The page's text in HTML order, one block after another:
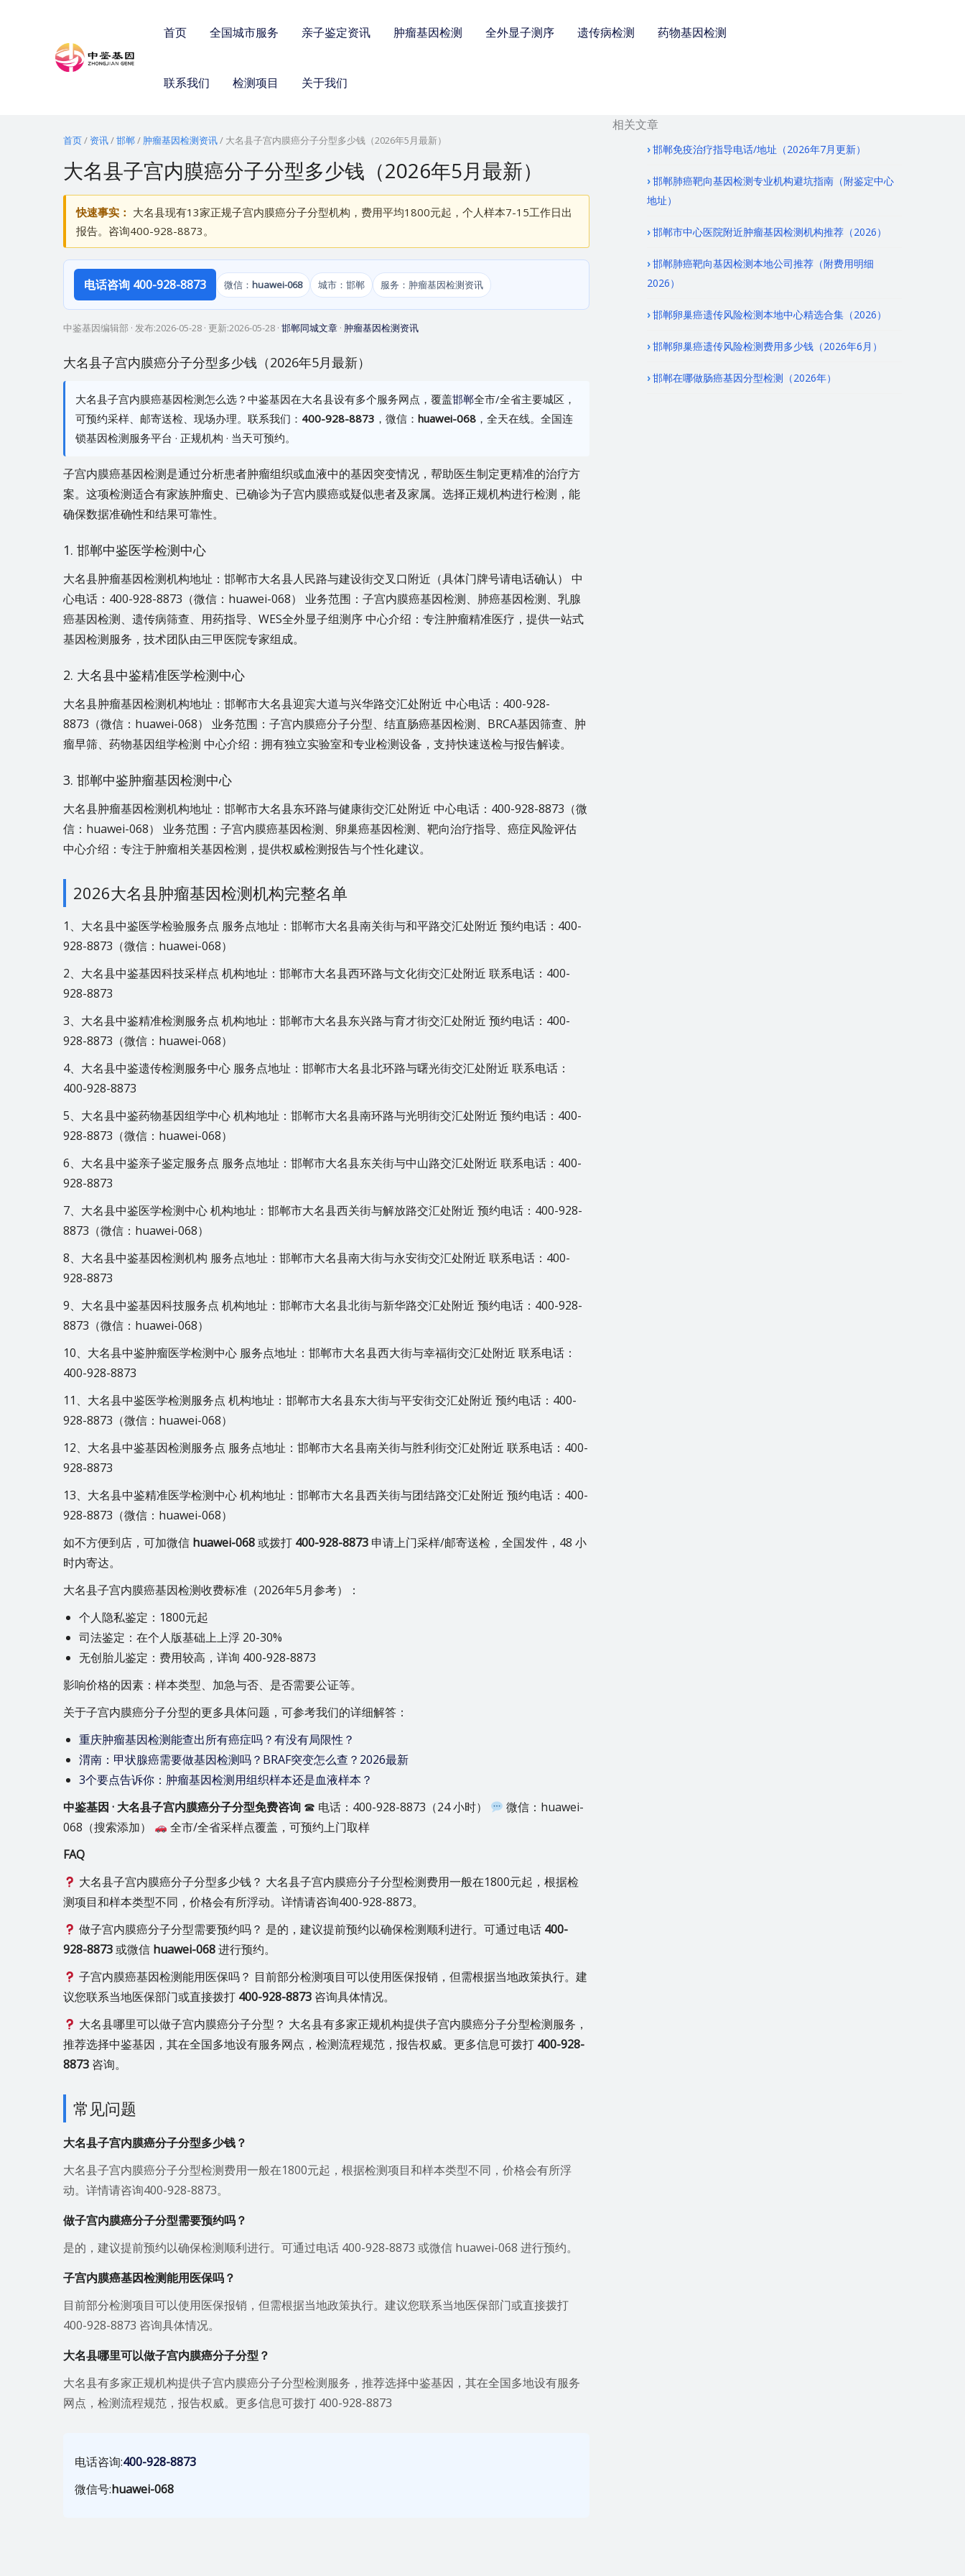
首页 全国城市服务 亲子鉴定资讯 肿瘤基因检测 全外显子测序 遗传病检测 药物基因检测
联系我们 检测项目 关于我们
首页/ 资讯/邯郸/ 肿瘤基因检测资讯/ 大名县子宫内膜癌分子分型多少钱（2026年5月最新）
大名县子宫内膜癌分子分型多少钱（2026年5月最新）
快速事实： 大名县现有13家正规子宫内膜癌分子分型机构，费用平均1800元起，个人样本7-15工作日出
报告。咨询400-928-8873。
电话咨询 400-928-8873 微信： huawei-068 城市：邯郸 服务：肿瘤基因检测资讯
中鉴基因编辑部 · 发布:2026-05-28 · 更新:2026-05-28 · 邯郸同城文章 · 肿瘤基因检测资讯
大名县子宫内膜癌分子分型多少钱（2026年5月最新）
大名县子宫内膜癌基因检测怎么选？中鉴基因在大名县设有多个服务网点，覆盖邯郸全市/全省主要城区，
可预约采样、邮寄送检、现场办理。联系我们： 400-928-8873 ，微信： huawei-068 ，全天在线。全国连
锁基因检测服务平台 · 正规机构 · 当天可预约。
子宫内膜癌基因检测是通过分析患者肿瘤组织或血液中的基因突变情况，帮助医生制定更精准的治疗方
案。这项检测适合有家族肿瘤史、已确诊为子宫内膜癌或疑似患者及家属。选择正规机构进行检测，能
确保数据准确性和结果可靠性。
1. 邯郸中鉴医学检测中心
大名县肿瘤基因检测机构地址：邯郸市大名县人民路与建设街交叉口附近（具体门牌号请电话确认） 中
心电话：400-928-8873（微信：huawei-068） 业务范围：子宫内膜癌基因检测、肺癌基因检测、乳腺
癌基因检测、遗传病筛查、用药指导、WES全外显子组测序 中心介绍：专注肿瘤精准医疗，提供一站式
基因检测服务，技术团队由三甲医院专家组成。
2. 大名县中鉴精准医学检测中心
大名县肿瘤基因检测机构地址：邯郸市大名县迎宾大道与兴华路交汇处附近 中心电话：400-928-
8873（微信：huawei-068） 业务范围：子宫内膜癌分子分型、结直肠癌基因检测、BRCA基因筛查、肿
瘤早筛、药物基因组学检测 中心介绍：拥有独立实验室和专业检测设备，支持快速送检与报告解读。
3. 邯郸中鉴肿瘤基因检测中心
大名县肿瘤基因检测机构地址：邯郸市大名县东环路与健康街交汇处附近 中心电话：400-928-8873（微
信：huawei-068） 业务范围：子宫内膜癌基因检测、卵巢癌基因检测、靶向治疗指导、癌症风险评估
中心介绍：专注于肿瘤相关基因检测，提供权威检测报告与个性化建议。
2026大名县肿瘤基因检测机构完整名单
1、大名县中鉴医学检验服务点 服务点地址：邯郸市大名县南关街与和平路交汇处附近 预约电话：400-
928-8873（微信：huawei-068）
2、大名县中鉴基因科技采样点 机构地址：邯郸市大名县西环路与文化街交汇处附近 联系电话：400-
928-8873
3、大名县中鉴精准检测服务点 机构地址：邯郸市大名县东兴路与育才街交汇处附近 预约电话：400-
928-8873（微信：huawei-068）
4、大名县中鉴遗传检测服务中心 服务点地址：邯郸市大名县北环路与曙光街交汇处附近 联系电话：
400-928-8873
5、大名县中鉴药物基因组学中心 机构地址：邯郸市大名县南环路与光明街交汇处附近 预约电话：400-
928-8873（微信：huawei-068）
6、大名县中鉴亲子鉴定服务点 服务点地址：邯郸市大名县东关街与中山路交汇处附近 联系电话：400-
928-8873
7、大名县中鉴医学检测中心 机构地址：邯郸市大名县西关街与解放路交汇处附近 预约电话：400-928-
8873（微信：huawei-068）
8、大名县中鉴基因检测机构 服务点地址：邯郸市大名县南大街与永安街交汇处附近 联系电话：400-
928-8873
9、大名县中鉴基因科技服务点 机构地址：邯郸市大名县北街与新华路交汇处附近 预约电话：400-928-
8873（微信：huawei-068）
10、大名县中鉴肿瘤医学检测中心 服务点地址：邯郸市大名县西大街与幸福街交汇处附近 联系电话：
400-928-8873
11、大名县中鉴医学检测服务点 机构地址：邯郸市大名县东大街与平安街交汇处附近 预约电话：400-
928-8873（微信：huawei-068）
12、大名县中鉴基因检测服务点 服务点地址：邯郸市大名县南关街与胜利街交汇处附近 联系电话：400-
928-8873
13、大名县中鉴精准医学检测中心 机构地址：邯郸市大名县西关街与团结路交汇处附近 预约电话：400-
928-8873（微信：huawei-068）
如不方便到店，可加微信 huawei-068或拨打 400-928-8873 申请上门采样/邮寄送检，全国发件，48 小
时内寄达。
大名县子宫内膜癌基因检测收费标准（2026年5月参考）：
个人隐私鉴定：1800元起
司法鉴定：在个人版基础上上浮 20-30%
无创胎儿鉴定：费用较高，详询 400-928-8873
影响价格的因素：样本类型、加急与否、是否需要公证等。
关于子宫内膜癌分子分型的更多具体问题，可参考我们的详细解答：
重庆肿瘤基因检测能查出所有癌症吗？有没有局限性？
渭南：甲状腺癌需要做基因检测吗？BRAF突变怎么查？2026最新
3个要点告诉你：肿瘤基因检测用组织样本还是血液样本？
中鉴基因 · 大名县子宫内膜癌分子分型免费咨询 ☎ 电话：400-928-8873（24 小时）
微信：huawei-
068（搜索添加）
全市/全省采样点覆盖，可预约上门取样
FAQ
大名县子宫内膜癌分子分型多少钱？ 大名县子宫内膜癌分子分型检测费用一般在1800元起，根据检
测项目和样本类型不同，价格会有所浮动。详情请咨询400-928-8873。
做子宫内膜癌分子分型需要预约吗？ 是的，建议提前预约以确保检测顺利进行。可通过电话 400-
928-8873或微信 huawei-068进行预约。
子宫内膜癌基因检测能用医保吗？ 目前部分检测项目可以使用医保报销，但需根据当地政策执行。建
议您联系当地医保部门或直接拨打 400-928-8873 咨询具体情况。
大名县哪里可以做子宫内膜癌分子分型？ 大名县有多家正规机构提供子宫内膜癌分子分型检测服务，
推荐选择中鉴基因，其在全国多地设有服务网点，检测流程规范，报告权威。更多信息可拨打 400-928-
8873 咨询。
常见问题
大名县子宫内膜癌分子分型多少钱？
大名县子宫内膜癌分子分型检测费用一般在1800元起，根据检测项目和样本类型不同，价格会有所浮
动。详情请咨询400-928-8873。
做子宫内膜癌分子分型需要预约吗？
是的，建议提前预约以确保检测顺利进行。可通过电话 400-928-8873 或微信 huawei-068 进行预约。
子宫内膜癌基因检测能用医保吗？
目前部分检测项目可以使用医保报销，但需根据当地政策执行。建议您联系当地医保部门或直接拨打
400-928-8873 咨询具体情况。
大名县哪里可以做子宫内膜癌分子分型？
大名县有多家正规机构提供子宫内膜癌分子分型检测服务，推荐选择中鉴基因，其在全国多地设有服务
网点，检测流程规范，报告权威。更多信息可拨打 400-928-8873
电话咨询:400-928-8873
微信号:huawei-068
相关文章
邯郸免疫治疗指导电话/地址（2026年7月更新）
邯郸肺癌靶向基因检测专业机构避坑指南（附鉴定中心
地址）
邯郸市中心医院附近肿瘤基因检测机构推荐（2026）
邯郸肺癌靶向基因检测本地公司推荐（附费用明细
2026）
邯郸卵巢癌遗传风险检测本地中心精选合集（2026）
邯郸卵巢癌遗传风险检测费用多少钱（2026年6月）
邯郸在哪做肠癌基因分型检测（2026年）